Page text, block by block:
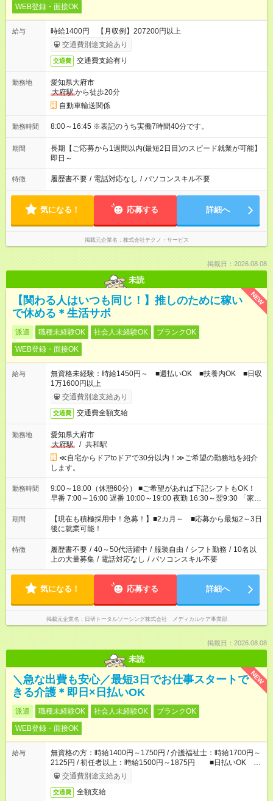
WEB登録・面接OK
給与
時給1400円 【月収例】207200円以上
交通費別途支給あり
交通費 交通費支給有り
勤務地
愛知県大府市
大府駅から徒歩20分
自動車輸送関係
勤務時間 8:00～16:45 ※表記のうち実働7時間40分です。
期間
長期【ご応募から1週間以内(最短2日目)のスピード就業が可能】
即日～
特徴 履歴書不要 / 電話対応なし / パソコンスキル不要
気になる！ 応募する 詳細へ
掲載元企業名 株式会社テクノ・サービス
掲載日：2026.08.08
未読
NEW
【関わる人はいつも同じ！】推しのために稼い
で休める＊生活サポ
派遣 職種未経験OK 社会人未経験OK
ブランクOK
WEB登録・面接OK
給与
無資格未経験：時給1450円～ ■週払いOK ■扶養内OK ■日収
1万1600円以上
交通費別途支給あり
交通費 交通費全額支給
勤務地
愛知県大府市
大府駅
/ 共和駅
≪自宅からドアtoドアで30分以内！≫ご希望の勤務地を紹介
します。
勤務時間
9:00～18:00（休憩60分） ■ご希望があれば下記シフトもOK！
早番 7:00～16:00 遅番 10:00～19:00 夜勤 16:30～翌9:30 「家族
と休みを合わせたい」 「余裕を持って夕飯の準備がしたい」
「できれば残業はしたくない」 など、ご希望を教えてください
ね。 ※Wワーク希望の方へ 今ご覧のお仕事で希望する勤務時間
と、もう1つのお仕事の勤務時間。 合計で週40時間を超える場
合は応募できません。
期間
【現在も積極採用中！急募！】■2カ月～ ■応募から最短2～3日
後に就業可能！
特徴 履歴書不要 / 40～50代活躍中 / 服装自由 / シフト勤務 / 10名以
上の大量募集 / 電話対応なし / パソコンスキル不要
気になる！ 応募する 詳細へ
掲載元企業名 日研トータルソーシング株式会社 メディカルケア事業部
掲載日：2026.08.08
未読
NEW
＼急な出費も安心／最短3日でお仕事スタートで
きる介護＊即日×日払いOK
派遣 職種未経験OK 社会人未経験OK
ブランクOK
WEB登録・面接OK
給与
無資格の方：時給1400円～1750円 / 介護福祉士：時給1700円～
2125円 / 初任者以上：時給1500円～1875円 ■日払いOK ■
日収例：1万1200円（時給1400円×8h）
交通費別途支給あり
交通費 全額支給